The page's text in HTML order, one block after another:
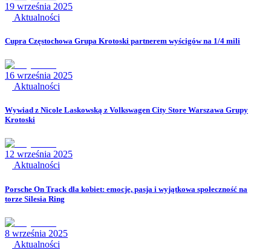
19 września 2025
Aktualności
Cupra Częstochowa Grupa Krotoski partnerem wyścigów na 1/4 mili
16 września 2025
Aktualności
Wywiad z Nicole Laskowską z Volkswagen City Store Warszawa Grupy
Krotoski
12 września 2025
Aktualności
Porsche On Track dla kobiet: emocje, pasja i wyjątkowa społeczność na
torze Silesia Ring
8 września 2025
Aktualności